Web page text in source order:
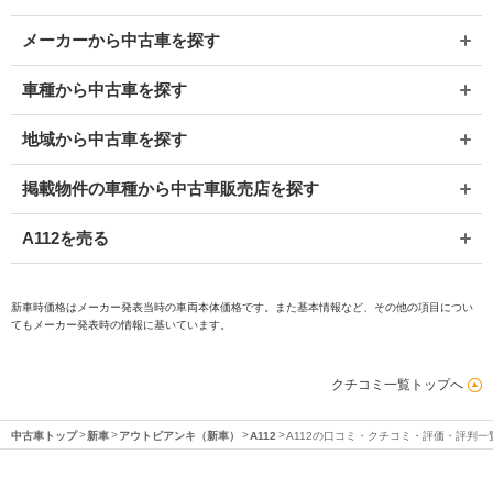
メーカーから中古車を探す
車種から中古車を探す
地域から中古車を探す
掲載物件の車種から中古車販売店を探す
A112を売る
新車時価格はメーカー発表当時の車両本体価格です。また基本情報など、その他の項目につい
てもメーカー発表時の情報に基いています。
クチコミ一覧トップへ
中古車トップ 新車 アウトビアンキ（新車） A112 A112の口コミ・クチコミ・評価・評判一